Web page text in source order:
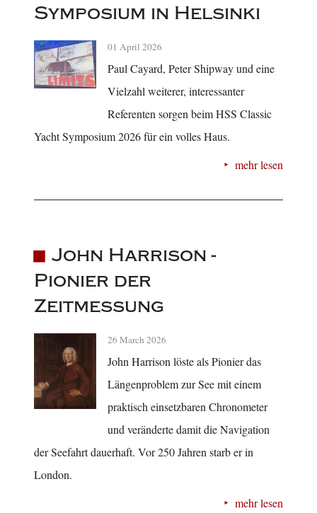
Symposium in Helsinki
01 April 2026
Paul Cayard, Peter Shipway und eine
Vielzahl weiterer, interessanter
Referenten sorgen beim HSS Classic
Yacht Symposium 2026 für ein volles Haus.
mehr lesen
John Harrison -
Pionier der
Zeitmessung
26 March 2026
John Harrison löste als Pionier das
Längenproblem zur See mit einem
praktisch einsetzbaren Chronometer
und veränderte damit die Navigation
der Seefahrt dauerhaft. Vor 250 Jahren starb er in
London.
mehr lesen